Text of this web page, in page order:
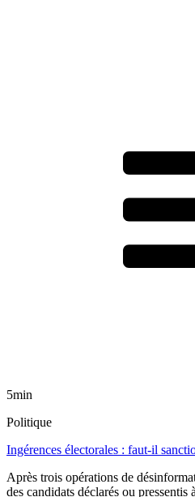
5min
Politique
Ingérences électorales : faut-il
Après trois opérations de
des candidats déclarés ou pressentis